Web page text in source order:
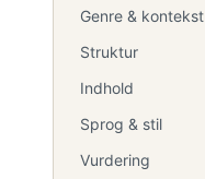
Genre & kontekst
Struktur
Indhold
Sprog & stil
Vurdering